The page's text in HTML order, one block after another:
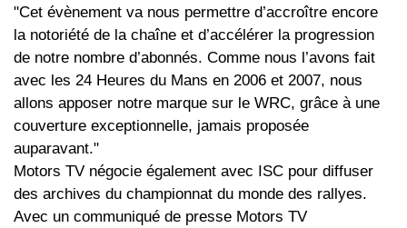
"Cet évènement va nous permettre d’accroître encore
la notoriété de la chaîne et d’accélérer la progression
de notre nombre d’abonnés. Comme nous l’avons fait
avec les 24 Heures du Mans en 2006 et 2007, nous
allons apposer notre marque sur le WRC, grâce à une
couverture exceptionnelle, jamais proposée
auparavant."
Motors TV négocie également avec ISC pour diffuser
des archives du championnat du monde des rallyes.
Avec un communiqué de presse Motors TV